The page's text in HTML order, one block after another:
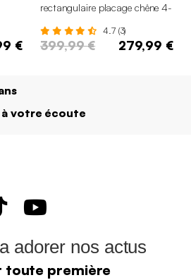
€
rectangulaire placage chêne 4-
4.7 (3)
399,99 € 279,99 €
votre écoute
adorer nos actus
première